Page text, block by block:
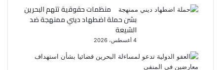
منظمات حقوقية تتهم البحرين
بشن حملة اضطهاد ديني ممنهجة ضد
الشيعة
4 أغسطس، 2026